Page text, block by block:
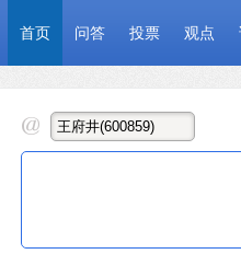
首页 问答 投票 观点